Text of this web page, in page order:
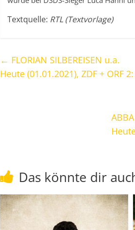
Textquelle: RTL (Textvorlage)
← FLORIAN SILBEREISEN u.a.
Heute (01.01.2021), ZDF + ORF
ABBA
Das könnte dir